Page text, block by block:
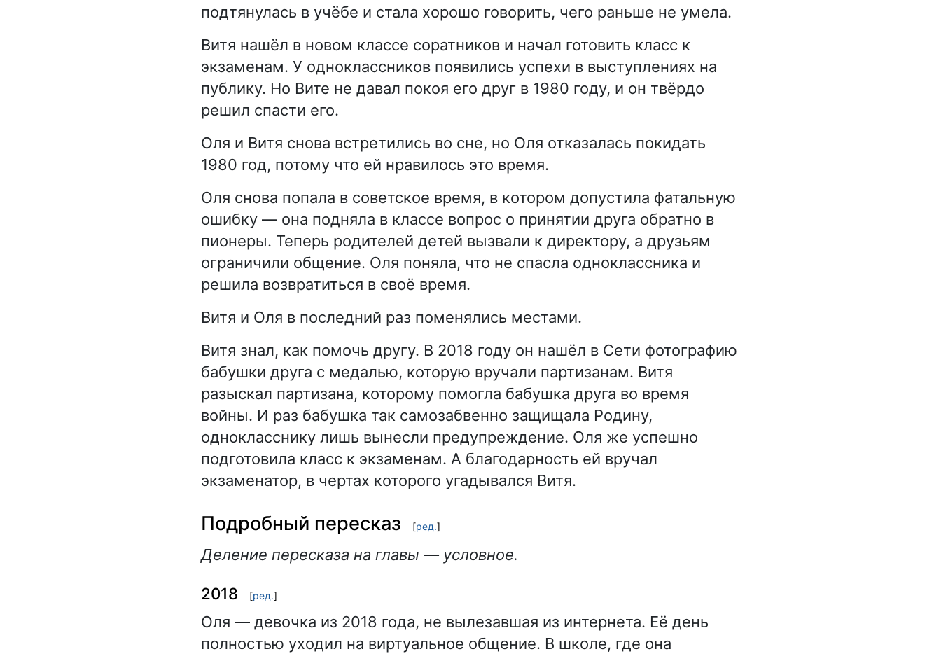
подтянулась в учёбе и стала хорошо говорить, чего раньше не умела.
Витя нашёл в новом классе соратников и начал готовить класс к
экзаменам. У одноклассников появились успехи в выступлениях на
публику. Но Вите не давал покоя его друг в 1980 году, и он твёрдо
решил спасти его.
Оля и Витя снова встретились во сне, но Оля отказалась покидать
1980 год, потому что ей нравилось это время.
Оля снова попала в советское время, в котором допустила фатальную
ошибку — она подняла в классе вопрос о принятии друга обратно в
пионеры. Теперь родителей детей вызвали к директору, а друзьям
ограничили общение. Оля поняла, что не спасла одноклассника и
решила возвратиться в своё время.
Витя и Оля в последний раз поменялись местами.
Витя знал, как помочь другу. В 2018 году он нашёл в Сети фотографию
бабушки друга с медалью, которую вручали партизанам. Витя
разыскал партизана, которому помогла бабушка друга во время
войны. И раз бабушка так самозабвенно защищала Родину,
однокласснику лишь вынесли предупреждение. Оля же успешно
подготовила класс к экзаменам. А благодарность ей вручал
экзаменатор, в чертах которого угадывался Витя.
Подробный пересказ [ред.]
Деление пересказа на главы — условное.
2018 [ред.]
Оля — девочка из 2018 года, не вылезавшая из интернета. Её день
полностью уходил на виртуальное общение. В школе, где она